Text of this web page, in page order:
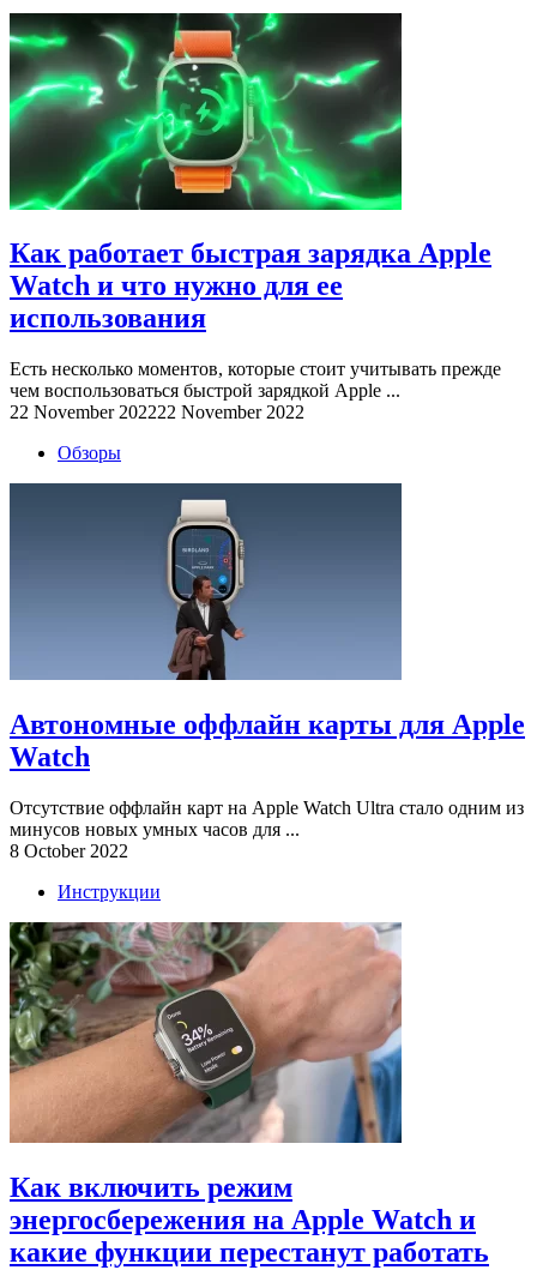
Как работает быстрая зарядка Apple
Watch и что нужно для ее
использования
Есть несколько моментов, которые стоит учитывать прежде
чем воспользоваться быстрой зарядкой Apple ...
22 November 202222 November 2022
Обзоры
Автономные оффлайн карты для Apple
Watch
Отсутствие оффлайн карт на Apple Watch Ultra стало одним из
минусов новых умных часов для ...
8 October 2022
Инструкции
Как включить режим
энергосбережения на Apple Watch и
какие функции перестанут работать